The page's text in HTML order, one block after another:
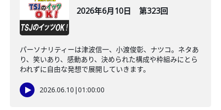
2026年6月10日 第323回
パーソナリティーは津波信一、小渡俊彰、ナツコ。ネタあ
り、笑いあり、感動あり、決められた構成や枠組みにとら
われずに自由な発想で展開していきます。
2026.06.10 |01:00:00